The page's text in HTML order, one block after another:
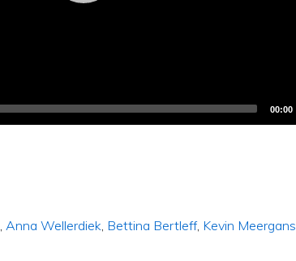
00:00
,Anna Wellerdiek, Bettina Bertleff, Kevin Meergans